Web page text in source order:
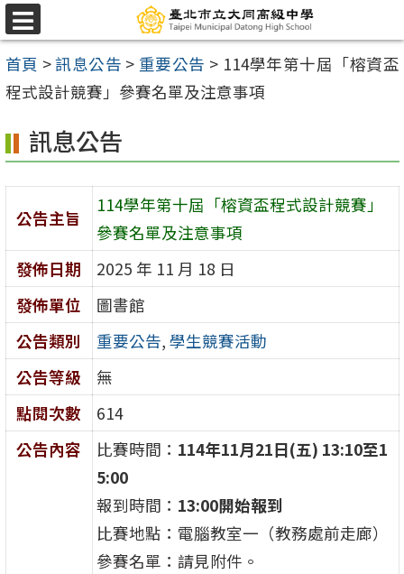
跳
至
主
要
容
區
選
單
首頁 >訊息公告 > 重要公告 > 114學年第十屆「榕資盃
程式設計競賽」參賽名單及注意事項
訊息公告
公告主旨
114學年第十屆「榕資盃程式設計競賽」
參賽名單及注意事項
發佈日期
2025 年 11 月 18 日
發佈單位
圖書館
公告類別
重要公告, 學生競賽活動
公告等級
無
點閱次數
614
公告內容
比賽時間： 114年11月21日(五) 13:10至1
5:00
報到時間： 13:00開始報到
比賽地點：電腦教室一（教務處前走廊）
參賽名單：請見附件。